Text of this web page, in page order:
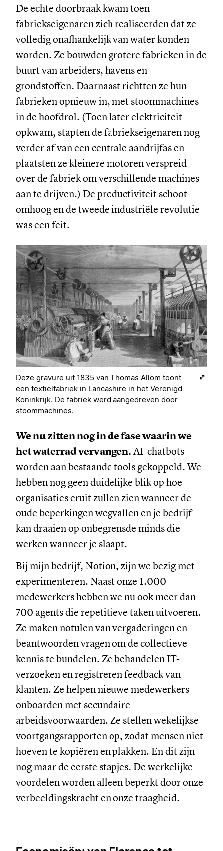
De echte doorbraak kwam toen
fabriekseigenaren zich realiseerden dat ze
volledig onafhankelijk van water konden
worden. Ze bouwden grotere fabrieken in de
buurt van arbeiders, havens en
grondstoffen. Daarnaast richtten ze hun
fabrieken opnieuw in, met stoommachines
in de hoofdrol. (Toen later elektriciteit
opkwam, stapten de fabriekseigenaren nog
verder af van een centrale aandrijfas en
plaatsten ze kleinere motoren verspreid
over de fabriek om verschillende machines
aan te drijven.) De productiviteit schoot
omhoog en de tweede industriële revolutie
was een feit.
Deze gravure uit 1835 van Thomas Allom toont
een textielfabriek in Lancashire in het Verenigd
Koninkrijk. De fabriek werd aangedreven door
stoommachines.
We nu zitten nog in de fase waarin we
het waterrad vervangen. AI-chatbots
worden aan bestaande tools gekoppeld. We
hebben nog geen duidelijke blik op hoe
organisaties eruit zullen zien wanneer de
oude beperkingen wegvallen en je bedrijf
kan draaien op onbegrensde minds die
werken wanneer je slaapt.
Bij mijn bedrijf, Notion, zijn we bezig met
experimenteren. Naast onze 1.000
medewerkers hebben we nu ook meer dan
700 agents die repetitieve taken uitvoeren.
Ze maken notulen van vergaderingen en
beantwoorden vragen om de collectieve
kennis te bundelen. Ze behandelen IT-
verzoeken en registreren feedback van
klanten. Ze helpen nieuwe medewerkers
onboarden met secundaire
arbeidsvoorwaarden. Ze stellen wekelijkse
voortgangsrapporten op, zodat mensen niet
hoeven te kopiëren en plakken. En dit zijn
nog maar de eerste stapjes. De werkelijke
voordelen worden alleen beperkt door onze
verbeeldingskracht en onze traagheid.